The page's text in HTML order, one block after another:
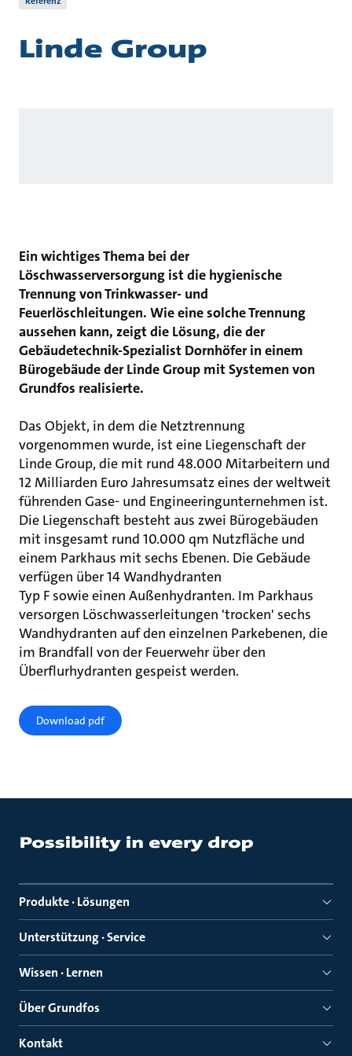
Linde Group
Ein wichtiges Thema bei der
Löschwasserversorgung ist die hygienische
Trennung von Trinkwasser- und
Feuerlöschleitungen. Wie eine solche Trennung
aussehen kann, zeigt die Lösung, die der
Gebäudetechnik-Spezialist Dornhöfer in einem
Bürogebäude der Linde Group mit Systemen von
Grundfos realisierte.
Das Objekt, in dem die Netztrennung
vorgenommen wurde, ist eine Liegenschaft der
Linde Group, die mit rund 48.000 Mitarbeitern und
12 Milliarden Euro Jahresumsatz eines der weltweit
führenden Gase- und Engineeringunternehmen ist.
Die Liegenschaft besteht aus zwei Bürogebäuden
mit insgesamt rund 10.000 qm Nutzfläche und
einem Parkhaus mit sechs Ebenen. Die Gebäude
verfügen über 14 Wandhydranten
Typ F sowie einen Außenhydranten. Im Parkhaus
versorgen Löschwasserleitungen 'trocken' sechs
Wandhydranten auf den einzelnen Parkebenen, die
im Brandfall von der Feuerwehr über den
Überflurhydranten gespeist werden.
Download pdf
Produkte · Lösungen
Unterstützung · Service
Wissen · Lernen
Über Grundfos
Kontakt